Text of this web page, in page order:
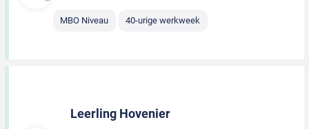
MBO Niveau 40-urige werkweek
Leerling Hovenier